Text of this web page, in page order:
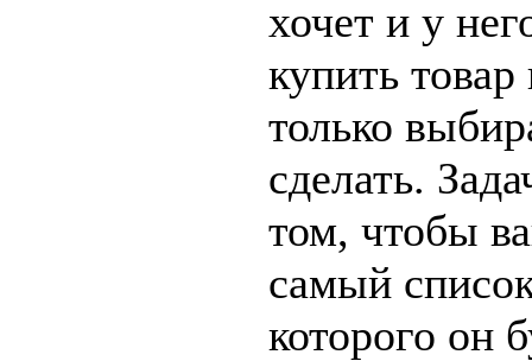
хочет и у
купить
только
сделать.
том, чтобы
самый
которого он